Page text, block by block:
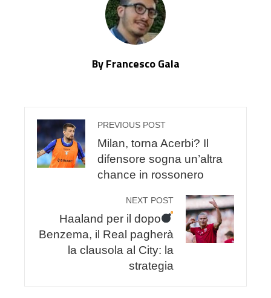
By Francesco Gala
PREVIOUS POST
Milan, torna Acerbi? Il
difensore sogna un’altra
chance in rossonero
NEXT POST
Haaland per il dopo
Benzema, il Real pagherà
la clausola al City: la
strategia